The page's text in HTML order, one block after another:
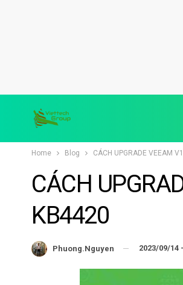
Home Blog CÁCH UPGRADE VEEAM
CÁCH
KB4420
Phuong.nguyen 2023/09/14